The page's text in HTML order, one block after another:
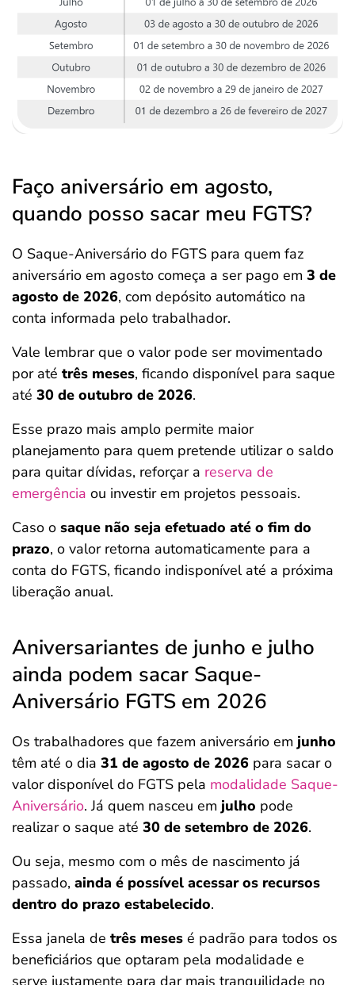
Faço aniversário em agosto,
quando posso sacar meu FGTS?
O Saque-Aniversário do FGTS para quem faz
aniversário em agosto começa a ser pago em 3 de
agosto de 2026, com depósito automático na
conta informada pelo trabalhador.
Vale lembrar que o valor pode ser movimentado
por até três meses, ficando disponível para saque
até 30 de outubro de 2026.
Esse prazo mais amplo permite maior
planejamento para quem pretende utilizar o saldo
para quitar dívidas, reforçar a reserva de
emergência ou investir em projetos pessoais.
Caso o saque não seja efetuado até o fim do
prazo, o valor retorna automaticamente para a
conta do FGTS, ficando indisponível até a próxima
liberação anual.
Aniversariantes de junho e julho
ainda podem sacar Saque-
Aniversário FGTS em 2026
Os trabalhadores que fazem aniversário em junho
têm até o dia 31 de agosto de 2026 para sacar o
valor disponível do FGTS pela modalidade Saque-
Aniversário. Já quem nasceu em julho pode
realizar o saque até 30 de setembro de 2026.
Ou seja, mesmo com o mês de nascimento já
passado, ainda é possível acessar os recursos
dentro do prazo estabelecido.
Essa janela de três meses é padrão para todos os
beneficiários que optaram pela modalidade e
serve justamente para dar mais tranquilidade no